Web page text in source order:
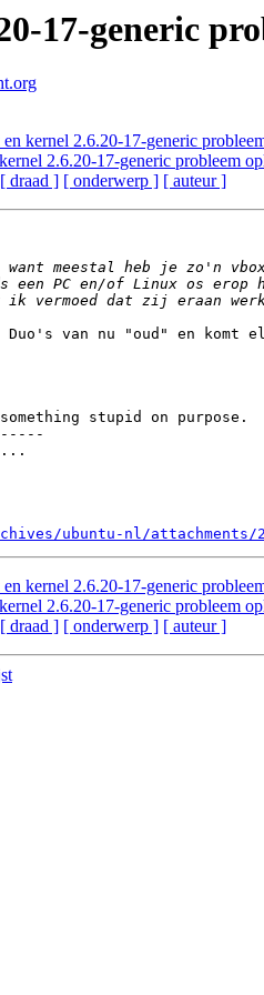
17-generic
kernel 2.6.20-17-generic
2.6.20-17-generic probleem
[ draad ] [ onderwerp ] [ auteur ]
van nu "oud" en komt
stupid on purpose.
ubuntu-nl/attachments/
kernel 2.6.20-17-generic
2.6.20-17-generic probleem
[ draad ] [ onderwerp ] [ auteur ]